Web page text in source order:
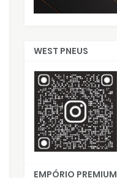
WEST PNEUS
EMPÓRIO PREMIUM